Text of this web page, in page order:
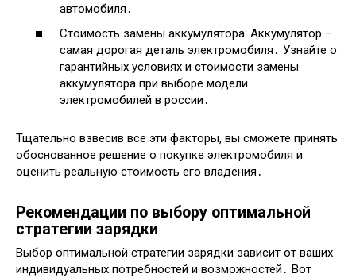
автомобиля․
Стоимость замены аккумулятора: Аккумулятор –
самая дорогая деталь электромобиля․ Узнайте о
гарантийных условиях и стоимости замены
аккумулятора при выборе модели
электромобилей в россии․
Тщательно взвесив все эти факторы‚ вы сможете принять
обоснованное решение о покупке электромобиля и
оценить реальную стоимость его владения․
Рекомендации по выбору оптимальной
стратегии зарядки
Выбор оптимальной стратегии зарядки зависит от ваших
индивидуальных потребностей и возможностей․ Вот